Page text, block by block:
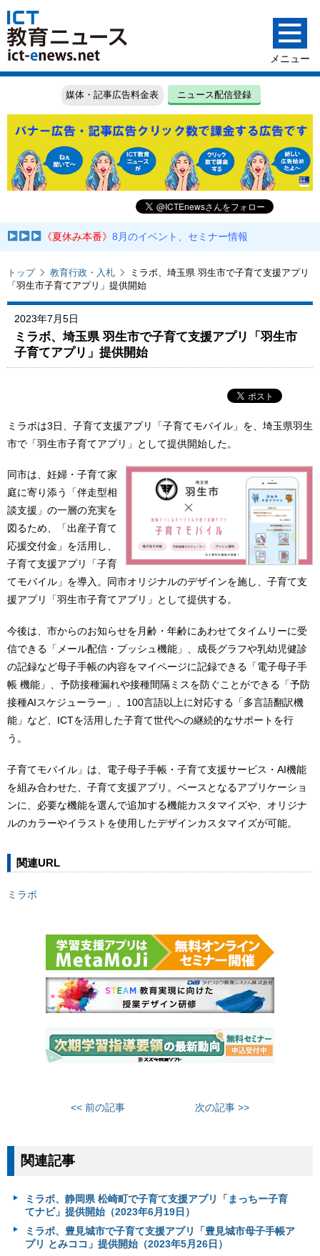
媒体・記事広告料金表 ニュース配信登録
《夏休み本番》8月のイベント、セミナー情報
トップ 教育行政・入札
ミラボ、埼玉県 羽生市で子育て支援アプリ
「羽生市子育てアプリ」提供開始
2023年7月5日
ミラボ、埼玉県 羽生市で子育て支援アプリ「羽生市
子育てアプリ」提供開始
ミラボは3日、子育て支援アプリ「子育てモバイル」を、埼玉県羽生
市で「羽生市子育てアプリ」として提供開始した。
同市は、妊婦・子育て家
庭に寄り添う「伴走型相
談支援」の一層の充実を
図るため、「出産子育て
応援交付金」を活用し、
子育て支援アプリ「子育
てモバイル」を導入。同市オリジナルのデザインを施し、子育て支
援アプリ「羽生市子育てアプリ」として提供する。
今後は、市からのお知らせを月齢・年齢にあわせてタイムリーに受
信できる「メール配信・プッシュ機能」、成長グラフや乳幼児健診
の記録など母子手帳の内容をマイページに記録できる「電子母子手
帳 機能」、予防接種漏れや接種間隔ミスを防ぐことができる「予防
接種AIスケジューラー」、100言語以上に対応する「多言語翻訳機
能」など、ICTを活用した子育て世代への継続的なサポートを行
う。
子育てモバイル」は、電子母子手帳・子育て支援サービス・AI機能
を組み合わせた、子育て支援アプリ。ベースとなるアプリケーショ
ンに、必要な機能を選んで追加する機能カスタマイズや、オリジナ
ルのカラーやイラストを使用したデザインカスタマイズが可能。
関連URL
ミラボ
<< 前の記事 次の記事 >>
関連記事
ミラボ、静岡県 松崎町で子育て支援アプリ「まっちー子育
てナビ」提供開始（2023年6月19日）
ミラボ、豊見城市で子育て支援アプリ「豊見城市母子手帳ア
プリ とみココ」提供開始（2023年5月26日）